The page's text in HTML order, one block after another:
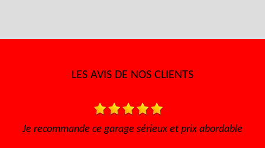
LES AVIS DE NOS CLIENTS
Je recommande ce garage sérieux et prix abordable
Très